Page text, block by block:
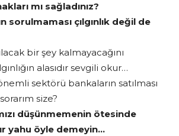
mı sağladınız?
sorulmaması çılgınlık değil de
bir şey kalmayacağını
alasıdır sevgili okur…
sektörü bankaların satılması
size?
düşünmemenin ötesinde
yahu öyle demeyin…